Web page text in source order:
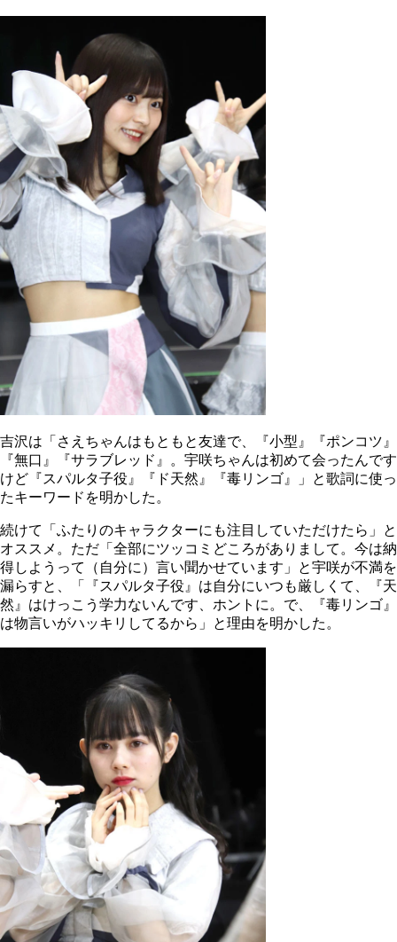
吉沢は「さえちゃんはもともと友達で、『小型』『ポンコツ』
『無口』『サラブレッド』。宇咲ちゃんは初めて会ったんです
けど『スパルタ子役』『ド天然』『毒リンゴ』」と歌詞に使っ
たキーワードを明かした。
続けて「ふたりのキャラクターにも注目していただけたら」と
オススメ。ただ「全部にツッコミどころがありまして。今は納
得しようって（自分に）言い聞かせています」と宇咲が不満を
漏らすと、「『スパルタ子役』は自分にいつも厳しくて、『天
然』はけっこう学力ないんです、ホントに。で、『毒リンゴ』
は物言いがハッキリしてるから」と理由を明かした。